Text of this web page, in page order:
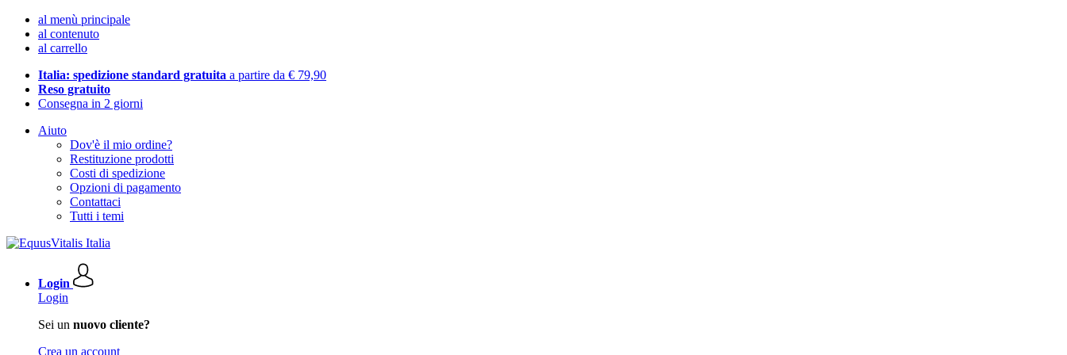
al menù principale
al contenuto
al carrello
Italia: spedizione standard gratuita a partire da € 79,90
Reso gratuito
Consegna in 2 giorni
Aiuto
Dov'è il mio ordine?
Restituzione prodotti
Costi di spedizione
Opzioni di pagamento
Contattaci
Tutti i temi
Login
Login
Sei un nuovo cliente?
Crea un account